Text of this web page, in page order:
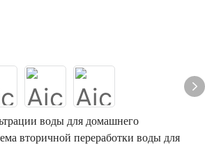
воды для домашнего
вторичной переработки воды для